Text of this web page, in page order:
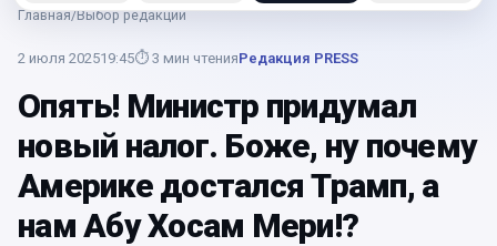
Главная/Выбор редакции
2 июля 202519:45⏱ 3 мин чтенияРедакция PRESS
Опять! Министр придумал
новый налог. Боже, ну почему
Америке достался Трамп, а
нам Абу Хосам Мери!?